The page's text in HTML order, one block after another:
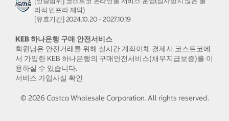
리적 인프라 제외)
[유효기간] 2024.10.20 - 2027.10.19
KEB 하나은행 구매 안전서비스
회원님은 안전거래를 위해 실시간 계좌이체 결제시 코스트코에
서 가입한 KEB 하나은행의 구매안전서비스(채무지급보증)를 이
용하실 수 있습니다.
서비스 가입사실 확인
© 2026 Costco Wholesale Corporation.All rights reserved.